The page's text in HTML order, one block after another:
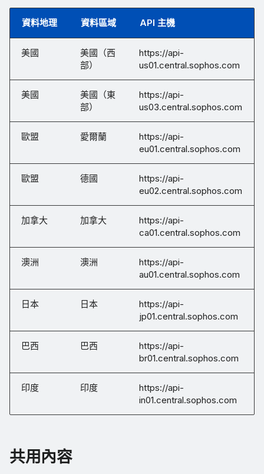
資料地理 資料區域 API 主機
美國
美國（西
部）
https://api-
us01.central.sophos.com
美國
美國（東
部）
https://api-
us03.central.sophos.com
歐盟 愛爾蘭
https://api-
eu01.central.sophos.com
歐盟 德國
https://api-
eu02.central.sophos.com
加拿大 加拿大
https://api-
ca01.central.sophos.com
澳洲 澳洲
https://api-
au01.central.sophos.com
日本 日本
https://api-
jp01.central.sophos.com
巴西 巴西
https://api-
br01.central.sophos.com
印度 印度
https://api-
in01.central.sophos.com
共用內容